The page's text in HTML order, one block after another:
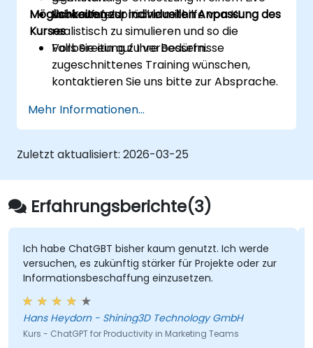
Verkaufsgespräche mithilfe von KI
realistisch zu simulieren und so die
Vorbereitung zu verbessern.
Laborumfeld.
Möglichkeiten zur individuellen Anpassung des
Kurses
Falls Sie ein auf Ihre Bedürfnisse
zugeschnittenes Training wünschen,
kontaktieren Sie uns bitte zur Absprache.
Mehr Informationen...
Zuletzt aktualisiert: 2026-03-25
Erfahrungsberichte(3)
Ich habe ChatGBT bisher kaum genutzt. Ich werde
versuchen, es zukünftig stärker für Projekte oder zur
Informationsbeschaffung einzusetzen.
Hans Heydorn - Shining3D Technology GmbH
Kurs - ChatGPT for Productivity in Marketing Teams